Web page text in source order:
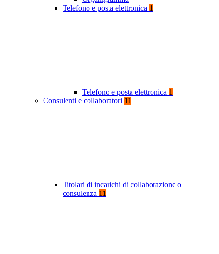
Telefono e posta elettronica 1
Telefono e posta elettronica 1
Consulenti e collaboratori 11
Titolari di incarichi di collaborazione o
consulenza 11